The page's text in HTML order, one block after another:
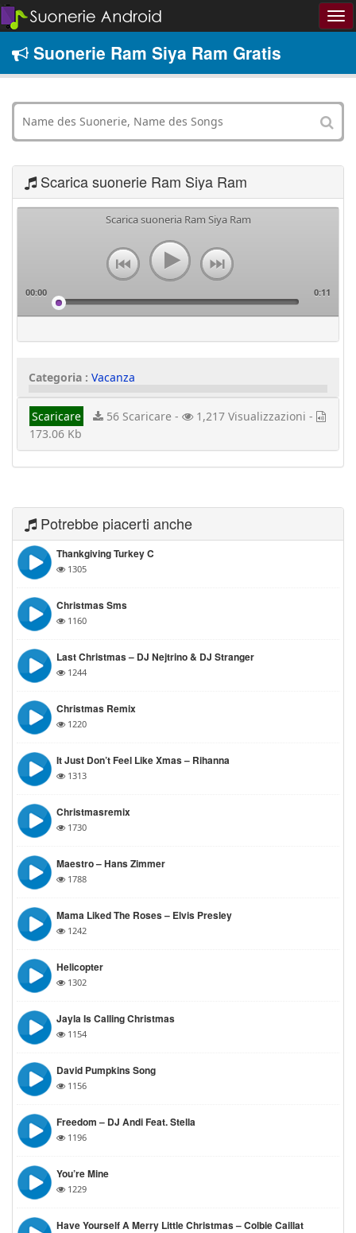
Suonerie Ram Siya Ram Gratis
Scarica suonerie Ram Siya Ram
Scarica suoneria Ram Siya Ram
00:00 0:11
Categoria : Vacanza
Scaricare 56 Scaricare -
1,217 Visualizzazioni -
173.06 Kb
Potrebbe piacerti anche
Thankgiving Turkey C
1305
Christmas Sms
1160
Last Christmas – DJ Nejtrino & DJ Stranger
1244
Christmas Remix
1220
It Just Don’t Feel Like Xmas – Rihanna
1313
Christmasremix
1730
Maestro – Hans Zimmer
1788
Mama Liked The Roses – Elvis Presley
1242
Helicopter
1302
Jayla Is Calling Christmas
1154
David Pumpkins Song
1156
Freedom – DJ Andi Feat. Stella
1196
You’re Mine
1229
Have Yourself A Merry Little Christmas – Colbie Caillat